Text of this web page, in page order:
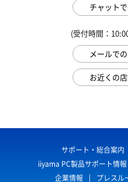
チャット
(受付時間：
メールで
お近くの
サポート・総合案内
iiyama PC製品サポート情報
企業情報
プレスル